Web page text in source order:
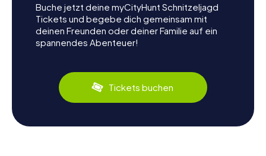
Buche jetzt deine myCityHunt Schnitzeljagd
Tickets und begebe dich gemeinsam mit
deinen Freunden oder deiner Familie auf ein
spannendes Abenteuer!
Tickets buchen